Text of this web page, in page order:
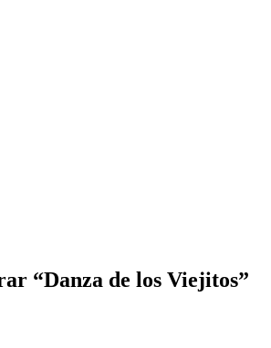
“Danza de los Viejitos”